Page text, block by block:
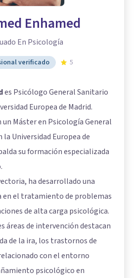
Enhamed
En Psicología
verificado 5
es Psicólogo General Sanitario
Europea de Madrid.
un Máster en Psicología General
Universidad Europea de
su formación especializada
ha desarrollado una
en el tratamiento de problemas
de alta carga psicológica.
áreas de intervención destacan
de la ira, los trastornos de
con el entorno
psicológico en